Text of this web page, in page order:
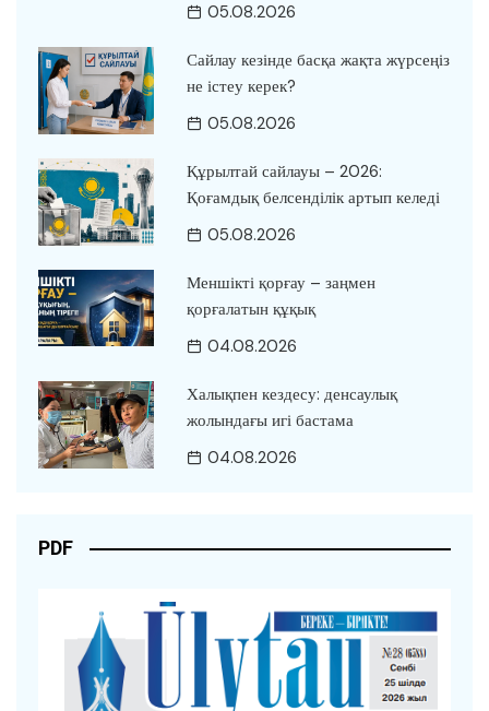
05.08.2026
Сайлау кезінде басқа жақта жүрсеңіз
не істеу керек?
05.08.2026
Құрылтай сайлауы – 2026:
Қоғамдық белсенділік артып келеді
05.08.2026
Меншікті қорғау – заңмен
қорғалатын құқық
04.08.2026
Халықпен кездесу: денсаулық
жолындағы игі бастама
04.08.2026
PDF